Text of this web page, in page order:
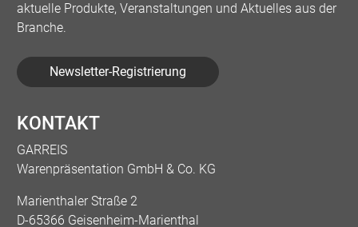
aktuelle Produkte, Veranstaltungen und Aktuelles aus der
Branche.
Newsletter-Registrierung
KONTAKT
GARREIS
Warenpräsentation GmbH & Co. KG
Marienthaler Straße 2
D-65366 Geisenheim-Marienthal